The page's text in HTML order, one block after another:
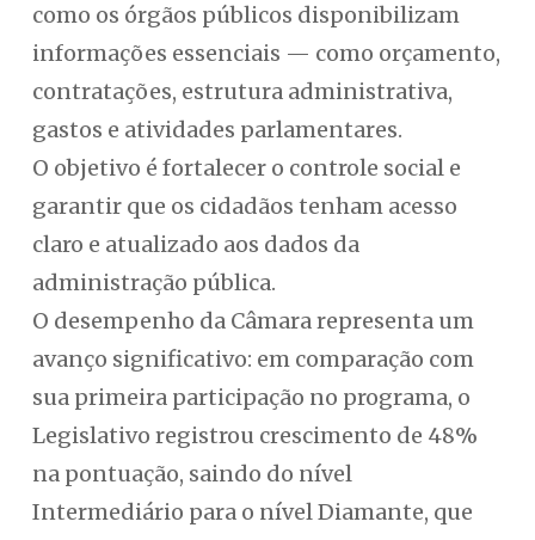
como os órgãos públicos disponibilizam
informações essenciais — como orçamento,
contratações, estrutura administrativa,
gastos e atividades parlamentares.
O objetivo é fortalecer o controle social e
garantir que os cidadãos tenham acesso
claro e atualizado aos dados da
administração pública.
O desempenho da Câmara representa um
avanço significativo: em comparação com
sua primeira participação no programa, o
Legislativo registrou crescimento de 48%
na pontuação, saindo do nível
Intermediário para o nível Diamante, que